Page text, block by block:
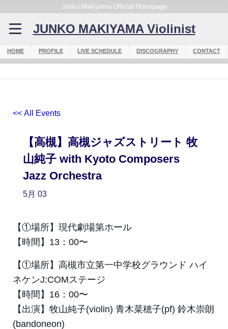
Junko Makiyama Official Homepage
JUNKO MAKIYAMA Violinist
HOME PROFILE LIVE SCHEDULE DISCOGRAPHY CONTACT
<< All Events
【高槻】高槻ジャズストリート 牧
山純子 with Kyoto Composers
Jazz Orchestra
5月 03
【①場所】現代劇場第ホール
【時間】13：00〜
【①場所】高槻市立第一中学校グラウンド ハイ
ネケンJ:COMステージ
【時間】16：00〜
【出演】牧山純子(violin) 青木菜穂子(pf) 鈴木崇朗
(bandoneon)